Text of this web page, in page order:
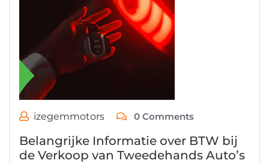
izegemmotors 0 Comments
Belangrijke Informatie over BTW bij
de Verkoop van Tweedehands Auto’s